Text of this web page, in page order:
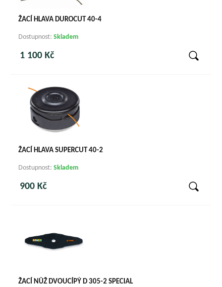
ŽACÍ HLAVA DUROCUT 40-4
Dostupnost:Skladem
1 100 Kč
ŽACÍ HLAVA SUPERCUT 40-2
Dostupnost:Skladem
900 Kč
ŽACÍ NŮŽ DVOUCÍPÝ D 305-2 SPECIAL